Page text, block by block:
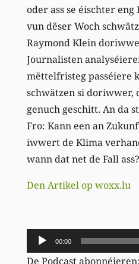
oder ass se éischter eng
vun dëser Woch
Raymond Klein
Journalisten
mëttelfristeg passéiere
schwätzensidoriwwer,
genuch geschitt. An da
Fro: Kann een an
iwwert de Klima
wann dat net de Fall ass?
Den Artikel op woxx.lu
Audio-
Player
00:00
De Podcast abonnéieren: